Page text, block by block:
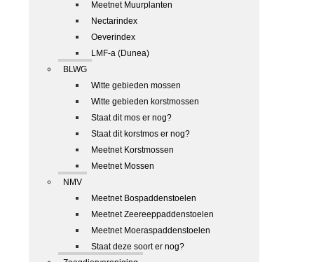
Meetnet Muurplanten
Nectarindex
Oeverindex
LMF-a (Dunea)
BLWG
Witte gebieden mossen
Witte gebieden korstmossen
Staat dit mos er nog?
Staat dit korstmos er nog?
Meetnet Korstmossen
Meetnet Mossen
NMV
Meetnet Bospaddenstoelen
Meetnet Zeereeppaddenstoelen
Meetnet Moeraspaddenstoelen
Staat deze soort er nog?